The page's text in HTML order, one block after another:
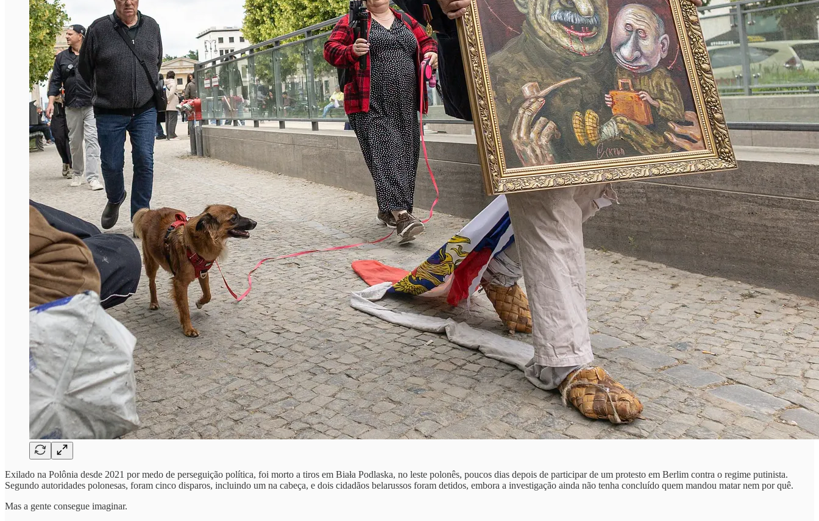
Exilado na Polônia desde 2021 por medo de perseguição política, foi morto a tiros em Biała Podlaska, no leste polonês, poucos dias depois de participar de um protesto em Berlim contra o regime putinista.
Segundo autoridades polonesas, foram cinco disparos, incluindo um na cabeça, e dois cidadãos belarussos foram detidos, embora a investigação ainda não tenha concluído quem mandou matar nem por quê.
Mas a gente consegue imaginar.